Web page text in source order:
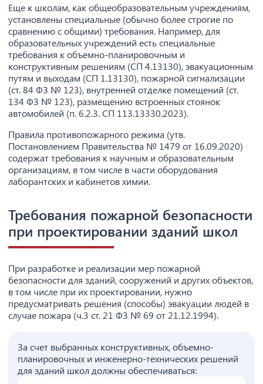
Еще к школам, как общеобразовательным учреждениям,
установлены специальные (обычно более строгие по
сравнению с общими) требования. Например, для
образовательных учреждений есть специальные
требования к объемно-планировочным и
конструктивным решениям (СП 4.13130), эвакуационным
путям и выходам (СП 1.13130), пожарной сигнализации
(ст. 84 ФЗ № 123), внутренней отделке помещений (ст.
134 ФЗ № 123), размещению встроенных стоянок
автомобилей (п. 6.2.3. СП 113.13330.2023).
Правила противопожарного режима (утв.
Постановлением Правительства № 1479 от 16.09.2020)
содержат требования к научным и образовательным
организациям, в том числе в части оборудования
лаборантских и кабинетов химии.
Требования пожарной безопасности
при проектировании зданий школ
При разработке и реализации мер пожарной
безопасности для зданий, сооружений и других объектов,
в том числе при их проектировании, нужно
предусматривать решения (способы) эвакуации людей в
случае пожара (ч.3 ст. 21 ФЗ № 69 от 21.12.1994).
За счет выбранных конструктивных, объемно-
планировочных и инженерно-технических решений
для зданий школ должны обеспечиваться: